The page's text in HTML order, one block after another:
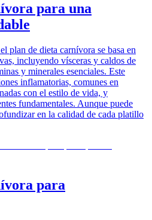
para una
plan de dieta carnívora se basa en
incluyendo vísceras y caldos de
y minerales esenciales. Este
inflamatorias, comunes en
con el estilo de vida, y
fundamentales. Aunque puede
en la calidad de cada platillo
para